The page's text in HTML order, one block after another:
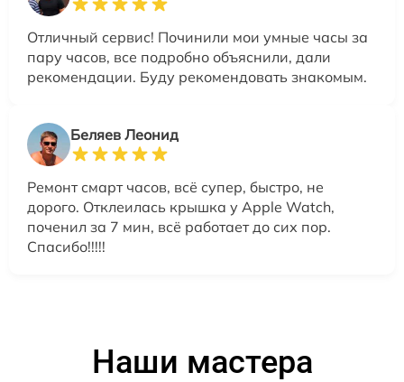
Отличный сервис! Починили мои умные часы за
пару часов, все подробно объяснили, дали
рекомендации. Буду рекомендовать знакомым.
Беляев Леонид
Ремонт смарт часов, всё супер, быстро, не
дорого. Отклеилась крышка у Apple Watch,
поченил за 7 мин, всё работает до сих пор.
Спасибо!!!!!
Наши мастера